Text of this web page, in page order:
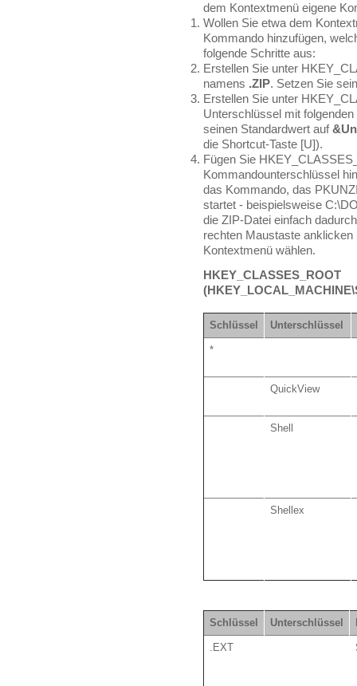
dem Kontextmenü eigene
Wollen Sie etwa dem
Kommando hinzufügen,
folgende Schritte aus:
Erstellen Sie unter
namens .ZIP. Setzen Sie
Erstellen Sie unter
Unterschlüssel mit
seinen Standardwert auf
die Shortcut-Taste [U]).
Fügen Sie
Kommandounterschlüssel
das Kommando, das
startet - beispielsweise
die ZIP-Datei einfach
rechten Maustaste
Kontextmenü wählen.
HKEY_CLASSES_ROOT
Schlüssel Unterschlüssel
*
QuickView
Shell
Shellex
Schlüssel Unterschlüssel
.EXT